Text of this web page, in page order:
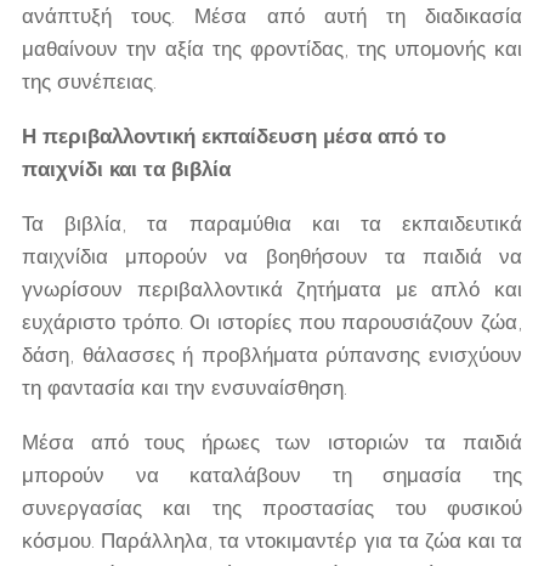
ανάπτυξή τους. Μέσα από αυτή τη διαδικασία
μαθαίνουν την αξία της φροντίδας, της υπομονής και
της συνέπειας.
Η περιβαλλοντική εκπαίδευση μέσα από το
παιχνίδι και τα βιβλία
Τα βιβλία, τα παραμύθια και τα εκπαιδευτικά
παιχνίδια μπορούν να βοηθήσουν τα παιδιά να
γνωρίσουν περιβαλλοντικά ζητήματα με απλό και
ευχάριστο τρόπο. Οι ιστορίες που παρουσιάζουν ζώα,
δάση, θάλασσες ή προβλήματα ρύπανσης ενισχύουν
τη φαντασία και την ενσυναίσθηση.
Μέσα από τους ήρωες των ιστοριών τα παιδιά
μπορούν να καταλάβουν τη σημασία της
συνεργασίας και της προστασίας του φυσικού
κόσμου. Παράλληλα, τα ντοκιμαντέρ για τα ζώα και τα